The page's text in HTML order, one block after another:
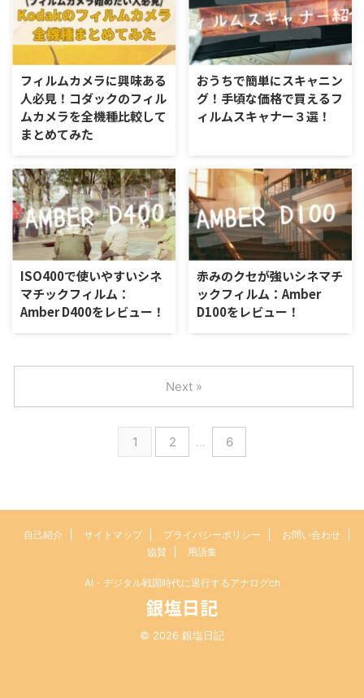
フィルムカメラに興味ある
人必見！コダックのフィル
ムカメラを全機種比較して
まとめてみた
おうちで簡単にスキャニン
グ！手頃な価格で買えるフ
ィルムスキャナー３選！
ISO400で使いやすいシネ
マチックフィルム：
Amber D400をレビュー！
赤みのクセが強いシネマチ
ックフィルム：Amber
D100をレビュー！
1 2 … 6
Next »
自己紹介 サイトマップ プライバシーポリシー
お問い合わせ
協賛
用語集
AI・デジタル戦国時代に退行するアナログch
銀塩日記
© 2026 銀塩日記